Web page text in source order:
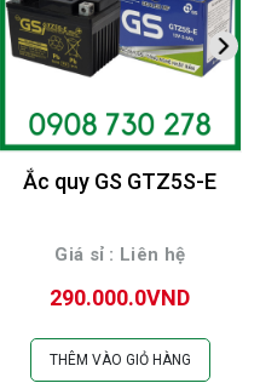
Ắc quy GS GTZ5S-E
Giá sỉ : Liên hệ
290.000.0VND
THÊM VÀO GIỎ HÀNG